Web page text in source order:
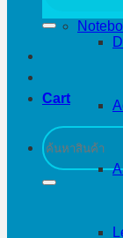
Cart
Search
for: